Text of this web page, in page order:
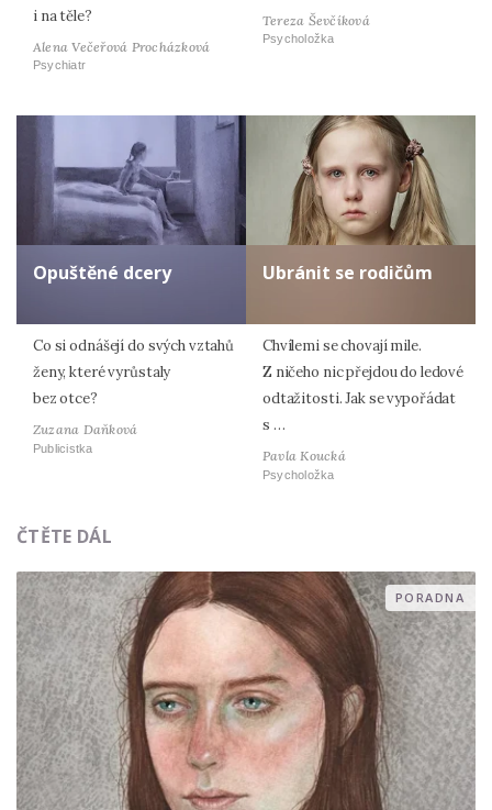
i na těle?
Alena Večeřová Procházková
Psychiatr
Tereza Ševčíková
Psycholožka
Opuštěné dcery
Co si odnášejí do svých vztahů
ženy, které vyrůstaly
bez otce?
Zuzana Daňková
Publicistka
Ubránit se rodičům
Chvílemi se chovají mile.
Z ničeho nic přejdou do ledové
odtažitosti. Jak se vypořádat
s …
Pavla Koucká
Psycholožka
ČTĚTE DÁL
PORADNA